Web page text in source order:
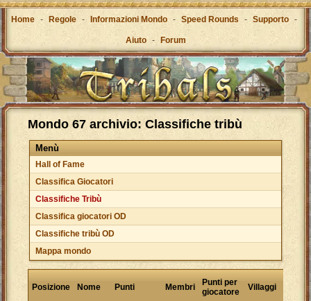
Home - Regole - Informazioni Mondo - Speed Rounds - Supporto -
Aiuto - Forum
Mondo 67 archivio: Classifiche tribù
Menù
Hall of Fame
Classifica Giocatori
Classifiche Tribù
Classifica giocatori OD
Classifiche tribù OD
Mappa mondo
Posizione Nome Punti Membri
Punti per
giocatore
Villaggi
Punti